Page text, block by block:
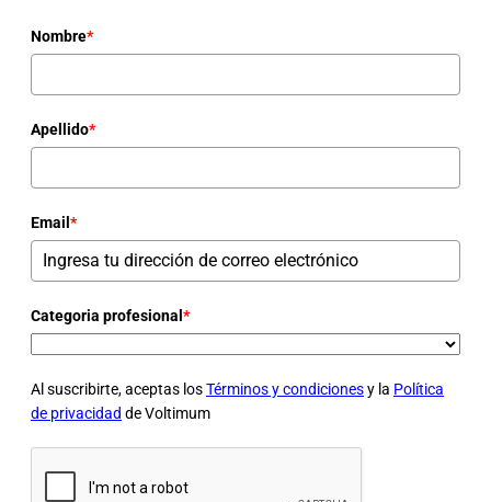
Nombre*
Apellido*
Email *
Categoria profesional *
Al suscribirte, aceptas losTérminos y condicionesy la Política
de privacidad de Voltimum